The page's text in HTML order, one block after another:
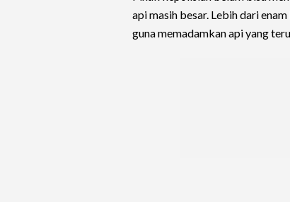
api masih besar. Lebih dari
guna memadamkan api yang